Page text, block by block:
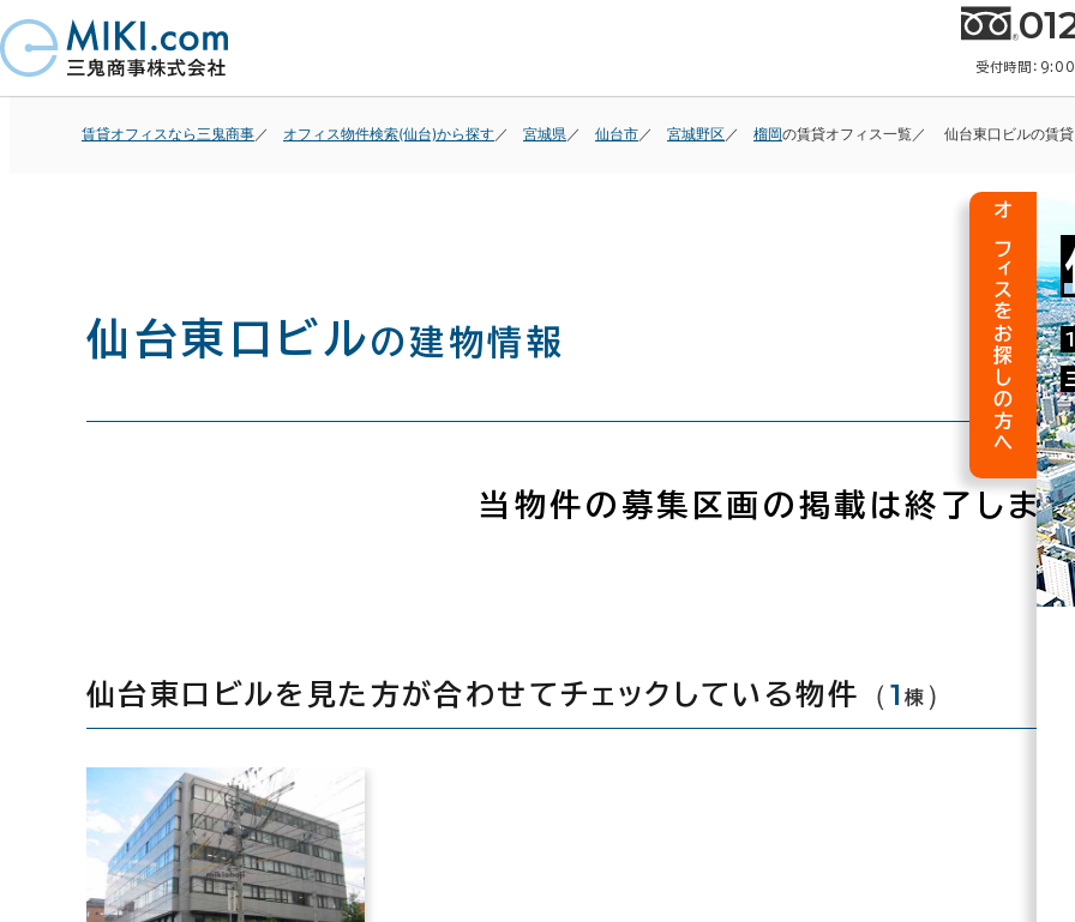
受付時間：
賃貸オフィスなら三鬼商事 オフィス物件検索(仙台)から探す 宮城県 仙台市 宮城野区 榴岡の賃貸オフィス一覧 仙台東口ビルの賃
仙台東口ビルの建物情報
当物件の募集区画の掲載は終了しまし
仙台東口ビルを見た方が合わせてチェックしている物件 （1 棟 ）
オフィスをお探しの方へ